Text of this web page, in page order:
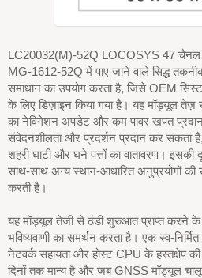
LC20032(M)-52Q LOCOSYS 47 चैनल
MG-1612-52Q में पाए जाने वाले सिद्ध
समाधान का उपयोग करता है, जिसे OEM
के लिए डिज़ाइन किया गया है। यह मॉड्यूल
का नेविगेशन अपडेट और कम पावर खपत
संवेदनशीलता और प्रदर्शन प्रदान कर सकता
शहरी घाटी और घने पत्तों का वातावरण। इसकी
साथ-साथ अन्य स्थान-आधारित अनुप्रयोगों
करती है।
यह मॉड्यूल तेजी से ठंडी शुरुआत प्राप्त करने के
भविष्यवाणी का समर्थन करता है। एक स्व-
नेटवर्क सहायता और होस्ट CPU के हस्तक्षेप
दिनों तक मान्य है और जब GNSS मॉड्यूल